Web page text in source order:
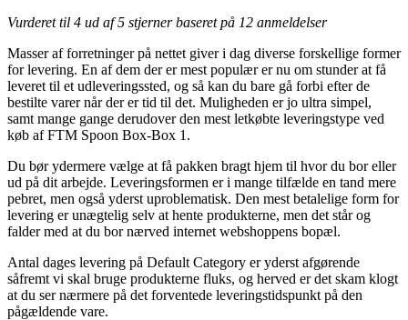
Vurderet til 4 ud af 5 stjerner baseret på 12 anmeldelser
Masser af forretninger på nettet giver i dag diverse forskellige former
for levering. En af dem der er mest populær er nu om stunder at få
leveret til et udleveringssted, og så kan du bare gå forbi efter de
bestilte varer når der er tid til det. Muligheden er jo ultra simpel,
samt mange gange derudover den mest letkøbte leveringstype ved
køb af FTM Spoon Box-Box 1.
Du bør ydermere vælge at få pakken bragt hjem til hvor du bor eller
ud på dit arbejde. Leveringsformen er i mange tilfælde en tand mere
pebret, men også yderst uproblematisk. Den mest betalelige form for
levering er unægtelig selv at hente produkterne, men det står og
falder med at du bor nærved internet webshoppens bopæl.
Antal dages levering på Default Category er yderst afgørende
såfremt vi skal bruge produkterne fluks, og herved er det skam klogt
at du ser nærmere på det forventede leveringstidspunkt på den
pågældende vare.